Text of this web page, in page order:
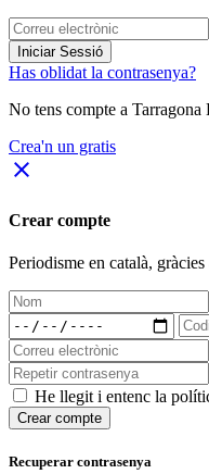
Iniciar Sessió
Has oblidat la contrasenya?
No tens compte a Tarragona
Crea'n un gratis
close
Crear compte
Periodisme en català,
He llegit i entenc la
Crear compte
Recuperar contrasenya